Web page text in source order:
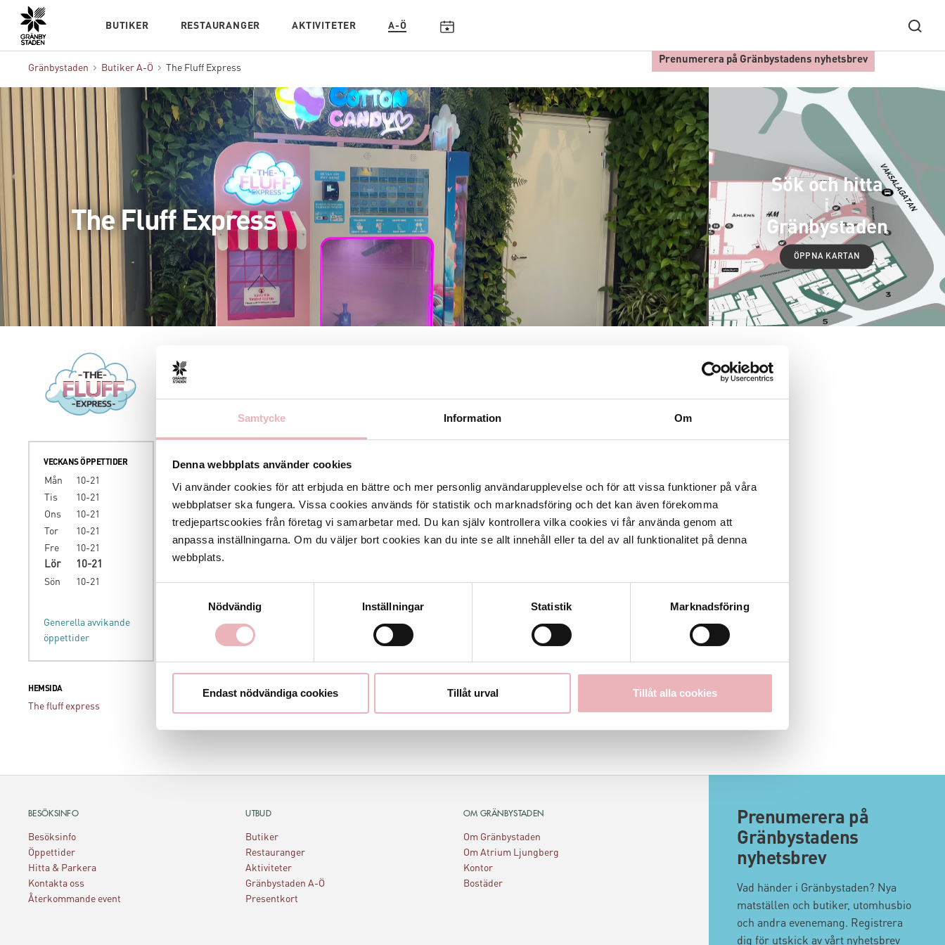
Samtycke Information Om
Denna webbplats använder cookies
Vi använder cookies för att erbjuda en bättre och mer personlig användarupplevelse och för att vissa funktioner på våra
webbplatser ska fungera. Vissa cookies används för statistik och marknadsföring och det kan även förekomma
tredjepartscookies från företag vi samarbetar med. Du kan själv kontrollera vilka cookies vi får använda genom att
anpassa inställningarna. Om du väljer bort cookies kan du inte se allt innehåll eller ta del av all funktionalitet på denna
webbplats.
Nödvändig
Inställningar Statistik Marknadsföring
Endast nödvändiga cookies Tillåt urval Tillåt alla cookies
Hem BUTIKER RESTAURANGER AKTIVITETER A-Ö
Prenumerera på Gränbystadens nyhetsbrev
Gränbystaden Butiker A-Ö The Fluff Express
The Fluff Express
Sök och hitta
i
Gränbystaden
ÖPPNA KARTAN
VECKANS ÖPPETTIDER
Mån
10-21
Tis
10-21
Ons
10-21
Tor
10-21
Fre
10-21
Lör 10-21
Sön 10-21
Generella avvikande
öppettider
HEMSIDA
The fluff express
och erbjuder endast produkter utan oönsdkade ämnen. Upplev skillnaden idag
– besök oss och låt oss förgylla din dag!
BESÖKSINFO
Besöksinfo
Öppettider
Hitta & Parkera
Kontakta oss
Återkommande event
UTBUD
Butiker
Restauranger
Aktiviteter
Gränbystaden A-Ö
Presentkort
OM GRÄNBYSTADEN
Om Gränbystaden
Om Atrium Ljungberg
Kontor
Bostäder
Prenumerera på
Gränbystadens
nyhetsbrev
Vad händer i Gränbystaden? Nya
matställen och butiker, utomhusbio
och andra evenemang. Registrera
dig för utskick av vårt nyhetsbrev